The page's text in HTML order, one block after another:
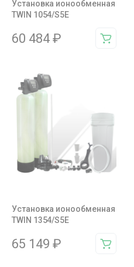
Установка ионообменная
TWIN 1054/S5E
60 484 ₽
Установка ионообменная
TWIN 1354/S5E
65 149 ₽